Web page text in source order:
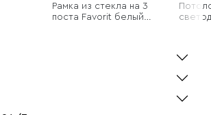
Рамка из стекла на 3
поста Favorit белый